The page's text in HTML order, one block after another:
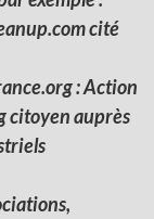
cité
: Action
citoyen auprès